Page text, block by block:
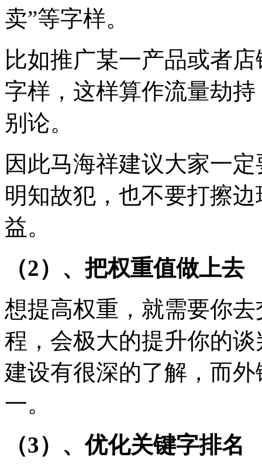
卖”等字样。
比如推广某一产品或者
字样，这样算作流量劫
别论。
因此马海祥建议大家一
明知故犯，也不要打擦
益。
（2）、把权重值做上去
想提高权重，就需要你
程，会极大的提升你的
建设有很深的了解，而
一。
（3）、优化关键字排名